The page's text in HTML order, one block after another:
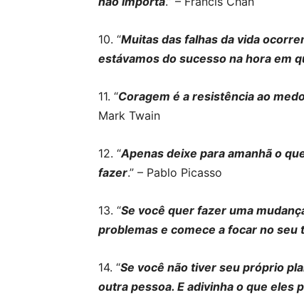
10. “Muitas das falhas da vida
estávamos do sucesso na hora em
11. “Coragem é a resistência ao
Mark Twain
12. “Apenas deixe para amanhã o
fazer.” – Pablo Picasso
13. “Se você quer fazer uma
problemas e comece a focar no seu
14. “Se você não tiver seu próprio
outra pessoa. E adivinha o que eles